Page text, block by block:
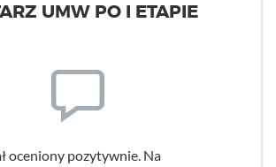
UMW PO I ETAPIE
oceniony pozytywnie. Na